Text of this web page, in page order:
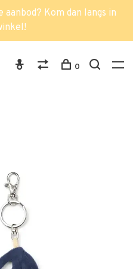
aanbod? Kom dan langs in
0